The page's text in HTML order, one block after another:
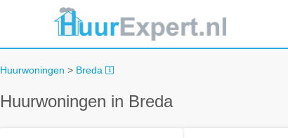
Huurwoningen > Breda
Huurwoningen in Breda